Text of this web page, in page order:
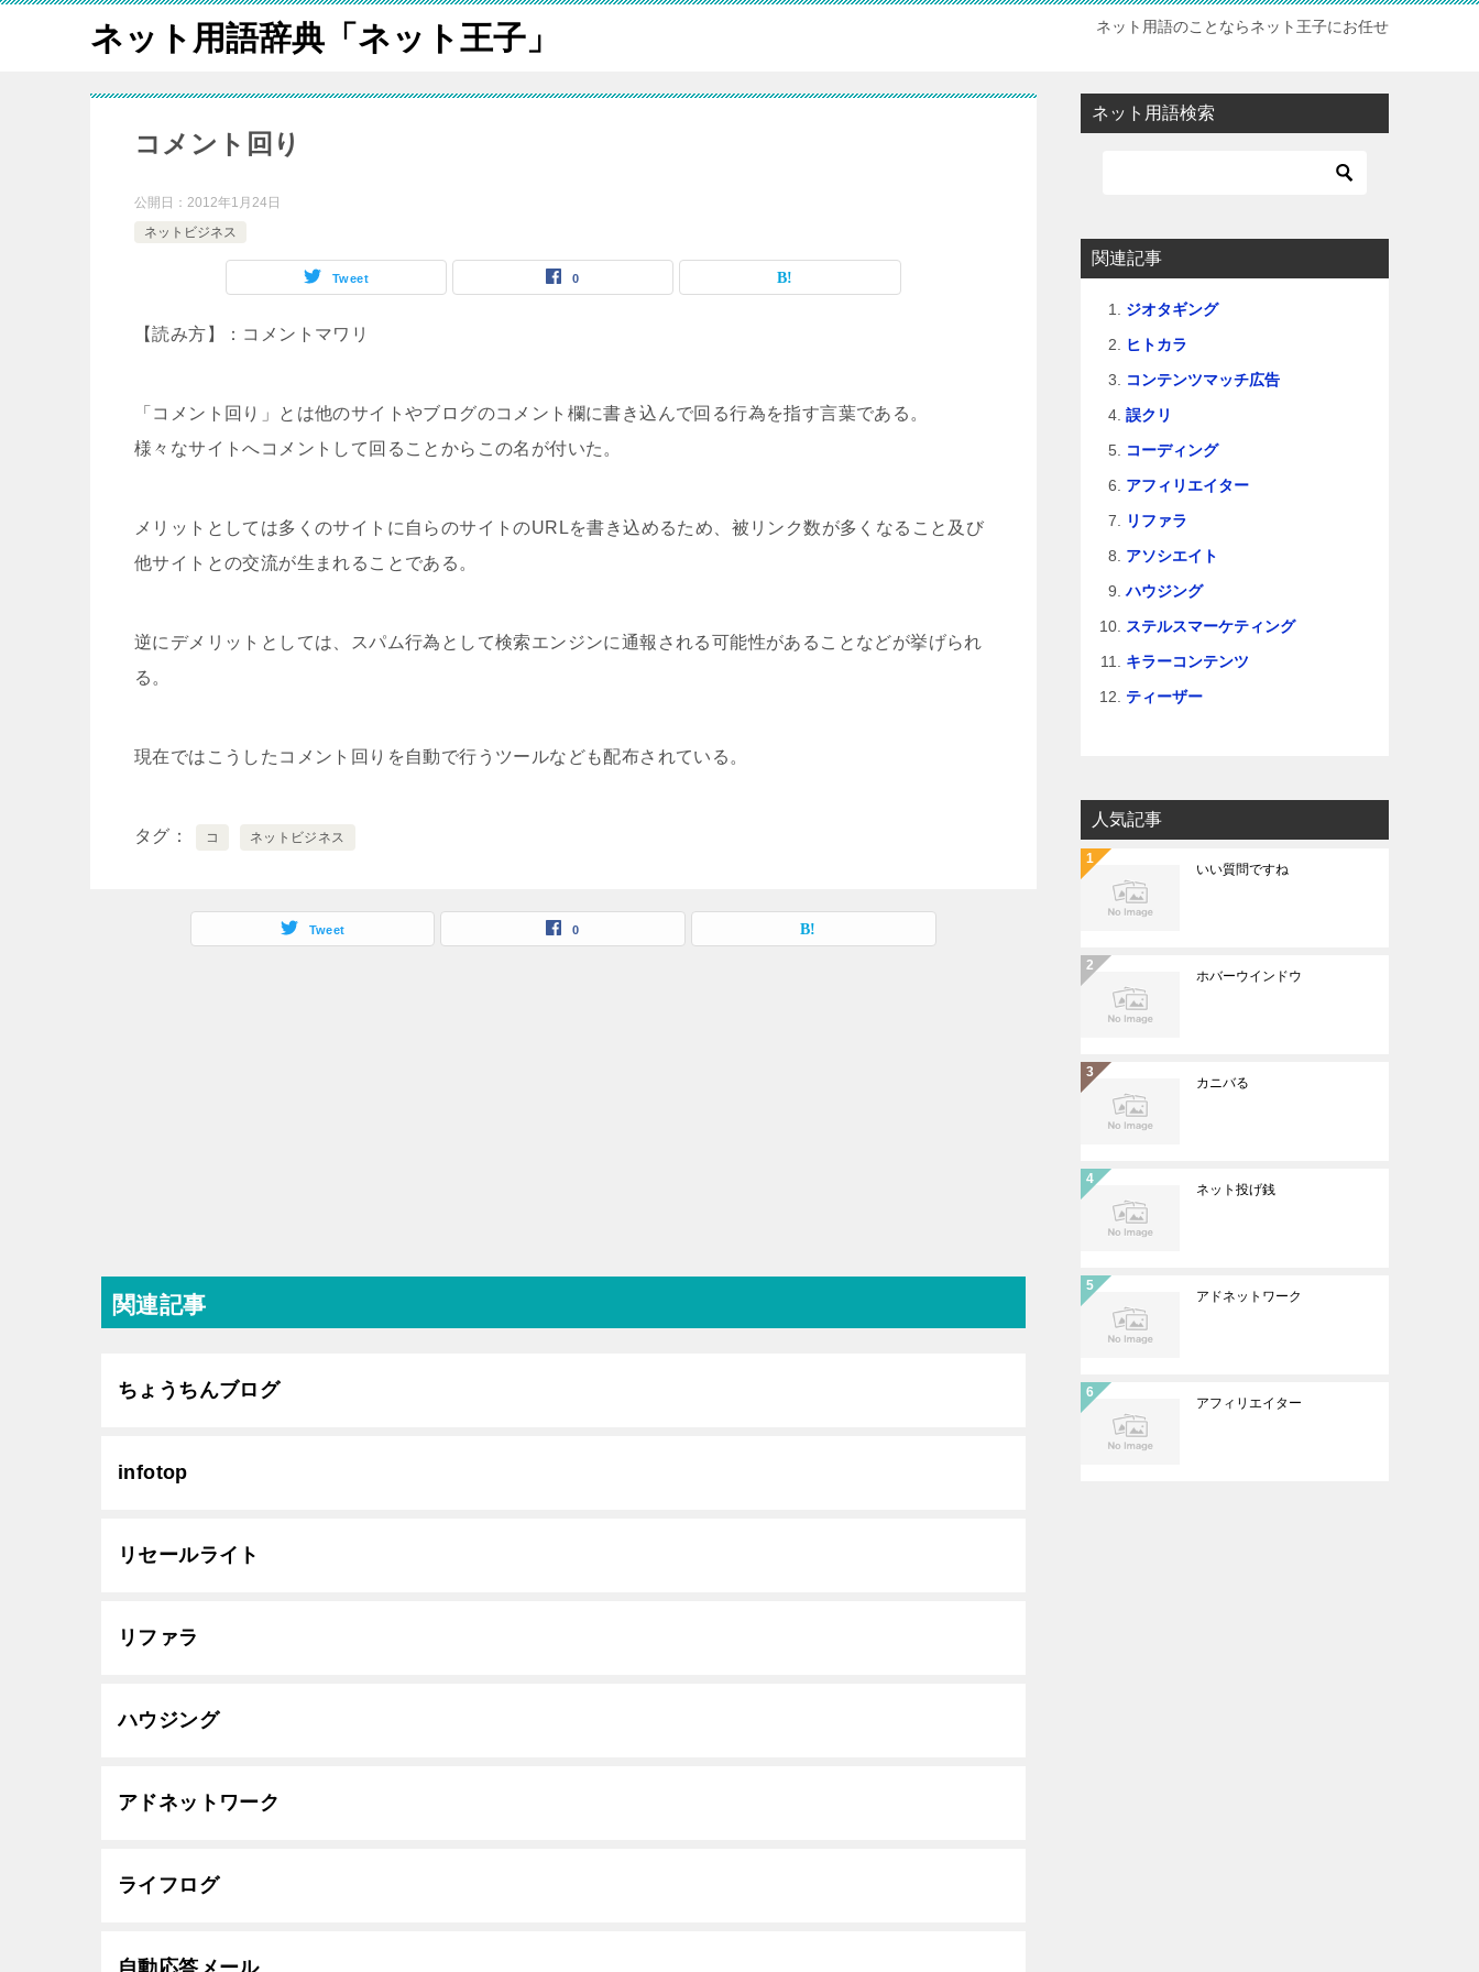
ネット用語辞典「ネット王子」 ネット用語のことならネット王子にお任せ
コメント回り
公開日： 2012年1月24日
ネットビジネス
Tweet 0
【読み方】：コメントマワリ
「コメント回り」とは他のサイトやブログのコメント欄に書き込んで回る行為を指す言葉である。
様々なサイトへコメントして回ることからこの名が付いた。
メリットとしては多くのサイトに自らのサイトのURLを書き込めるため、被リンク数が多くなること及び
他サイトとの交流が生まれることである。
逆にデメリットとしては、スパム行為として検索エンジンに通報される可能性があることなどが挙げられ
る。
現在ではこうしたコメント回りを自動で行うツールなども配布されている。
タグ コ ネットビジネス
Tweet 0
関連記事
ちょうちんブログ
infotop
リセールライト
リファラ
ハウジング
アドネットワーク
ライフログ
自動応答メール
ネット用語検索
関連記事
ジオタギング
ヒトカラ
コンテンツマッチ広告
誤クリ
コーディング
アフィリエイター
リファラ
アソシエイト
ハウジング
ステルスマーケティング
キラーコンテンツ
ティーザー
人気記事
いい質問ですね
ホバーウインドウ
カニバる
ネット投げ銭
アドネットワーク
アフィリエイター